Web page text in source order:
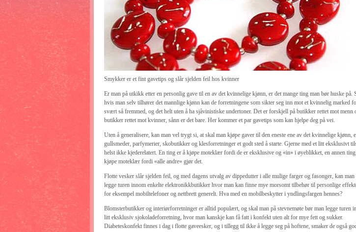
Smykker er et fint gavetips og slår sjelden feil hos kvinner
Er man på utkikk etter en personlig gave til en av det kvinnelige kjønn, er det mange ting man bør huske på.
hvis man selv tilhører det mannlige kjønn kan de forretningene som sikter seg inn mot et kvinnelig marked
svært så fremmed, og det helt uten å ha sjåvinistiske undertoner. Det er forskjell på butikker rettet mot menn
butikker rettet mot kvinner, sånn er det bare. Her kommer et par gavetips som kan hjelpe deg på vei.
Uten å generalisere, kan man vel trygt si, at skal man kjøpe gaver til den eneste ene av det kvinnelige kjønn,
gullsmeder, parfymerier, skobutikker og klesforretninger et godt sted å starte. Gjerne med et litt eksklusivt
helst ikke kjederelatert. En ting er å kjøpe moteklær fordi de er eksklusive og «in» i øyeblikket, en annen ting
kjøpe moteklær fordi «alle andre» gjør det.
Flotte vesker slår sjelden feil, og med dagens utvalg av dippedutter i alle mulige farger og fasonger, kan
legge turen innom enkelte elektronikkbutikker hvor man kan finne mye morsomt tilbehør til personlige
for eksempel mobiltelefoner og nettbrett generelt. Hva med en mobilbeskytter i yndlingsfargen hennes?
Blomsterbutikker og interiørforretninger er alltid populært, og skal man på stevnemøte bør man legge turen
litt eksklusiv sjokoladeforretning, hvor man kanskje kan få fatt i konfekt uten alt for mye fett og sukker.
Diabeteskonfekt finnes i dag i flotte gaveesker, og i tillegg til ikke å legge seg på hoftene, smaker de også